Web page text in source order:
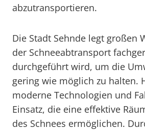
abzutransportieren.
Die Stadt Sehnde legt großen
der Schneeabtransport
durchgeführt wird, um die
gering wie möglich zu halten.
moderne Technologien und
Einsatz, die eine effektive
des Schnees ermöglichen.